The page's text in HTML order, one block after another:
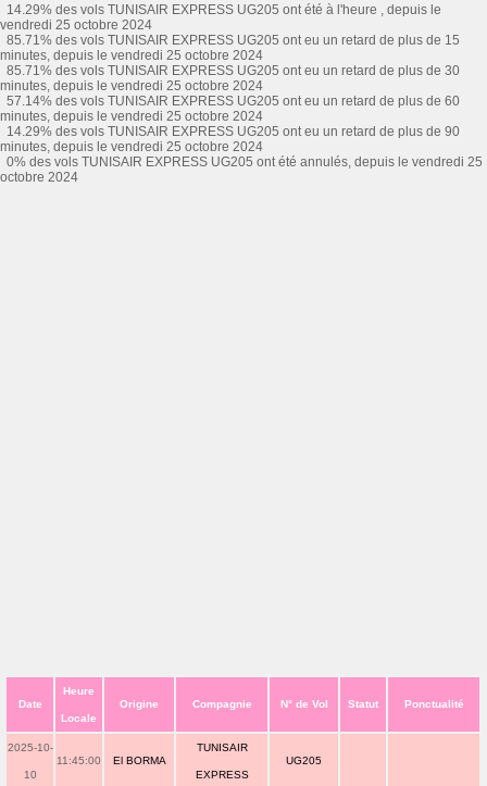
14.29% des vols TUNISAIR EXPRESS UG205 ont été à l'heure , depuis le
vendredi 25 octobre 2024
85.71% des vols TUNISAIR EXPRESS UG205 ont eu un retard de plus de 15
minutes, depuis le vendredi 25 octobre 2024
85.71% des vols TUNISAIR EXPRESS UG205 ont eu un retard de plus de 30
minutes, depuis le vendredi 25 octobre 2024
57.14% des vols TUNISAIR EXPRESS UG205 ont eu un retard de plus de 60
minutes, depuis le vendredi 25 octobre 2024
14.29% des vols TUNISAIR EXPRESS UG205 ont eu un retard de plus de 90
minutes, depuis le vendredi 25 octobre 2024
0% des vols TUNISAIR EXPRESS UG205 ont été annulés, depuis le vendredi 25
octobre 2024
Date
Heure
Locale
Origine Compagnie N° de Vol Statut Ponctualité
2025-10-
10
11:45:00 El BORMA
TUNISAIR
EXPRESS
UG205